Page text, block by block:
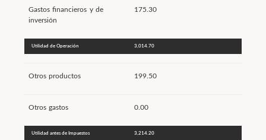
Gastos financieros y de
inversión
175.30
Utilidad de Operación 3,014.70
Otros productos 199.50
Otros gastos 0.00
Utilidad antes de Impuestos 3,214.20